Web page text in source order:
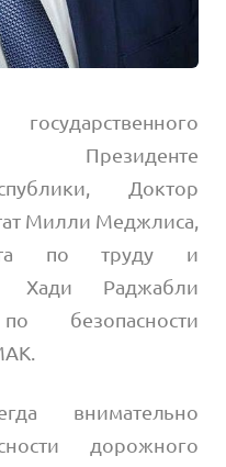
Президенте
Доктор
Милли Меджлиса,
по труду и
Хади Раджабли
безопасности
внимательно
дорожного